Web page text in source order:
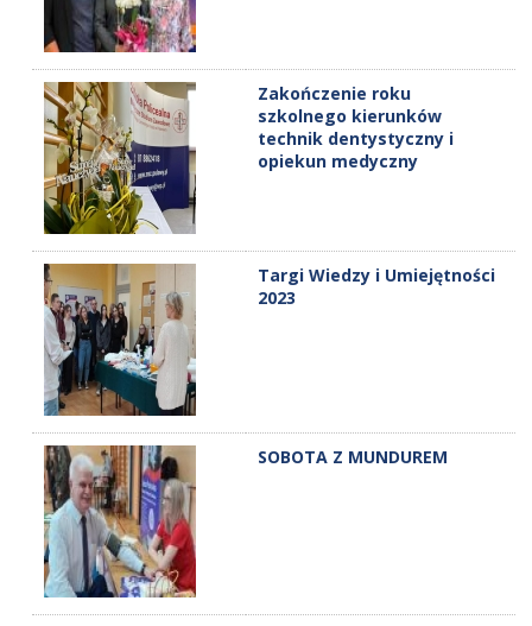
Zakończenie roku
szkolnego kierunków
technik dentystyczny i
opiekun medyczny
Targi Wiedzy i Umiejętności
2023
SOBOTA Z MUNDUREM